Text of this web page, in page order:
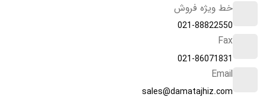
خط ویژه فروش
021-88822550
Fax
021-86071831
Email
sales@damatajhiz.com